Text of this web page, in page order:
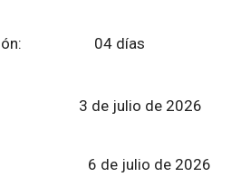
04 días
3 de julio de 2026
6 de julio de 2026